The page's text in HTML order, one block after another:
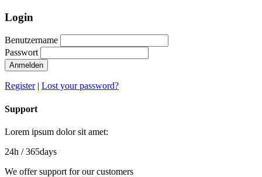
Login
Benutzername
Passwort
Anmelden
Register| Lost your password?
Support
Lorem ipsum dolor sit amet:
24h / 365days
We offer support for our customers